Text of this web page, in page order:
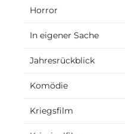
Horror
In eigener Sache
Jahresrückblick
Komödie
Kriegsfilm